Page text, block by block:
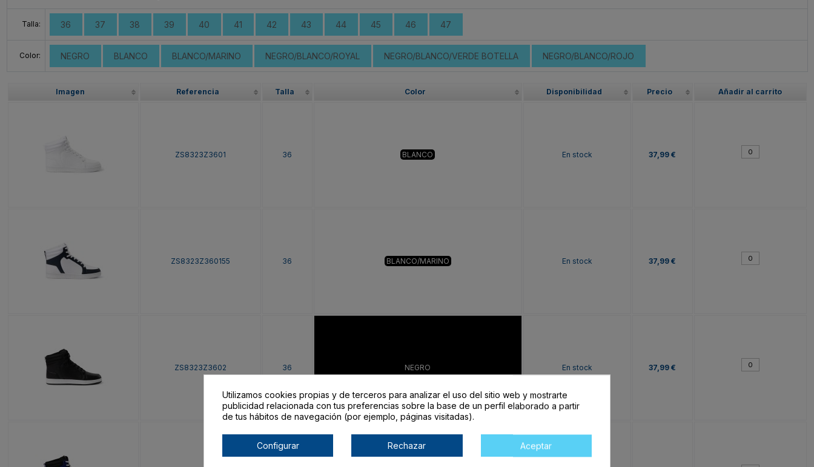
Talla: 36 37 38 39 40 41 42 43 44 45 46 47
Color: NEGRO BLANCO BLANCO/MARINO NEGRO/BLANCO/ROYAL NEGRO/BLANCO/VERDE BOTELLA NEGRO/BLANCO/ROJO
Imagen Referencia Talla Color Disponibilidad Precio Añadir al carrito
ZS8323Z3601 36 BLANCO En stock 37,99 €
ZS8323Z360155 36 BLANCO/MARINO En stock 37,99 €
ZS8323Z3602 36 NEGRO En stock 37,99 €
Utilizamos cookies propias y de terceros para analizar el uso del sitio web y mostrarte
publicidad relacionada con tus preferencias sobre la base de un perfil elaborado a partir
de tus hábitos de navegación (por ejemplo, páginas visitadas).
Configurar Rechazar Aceptar